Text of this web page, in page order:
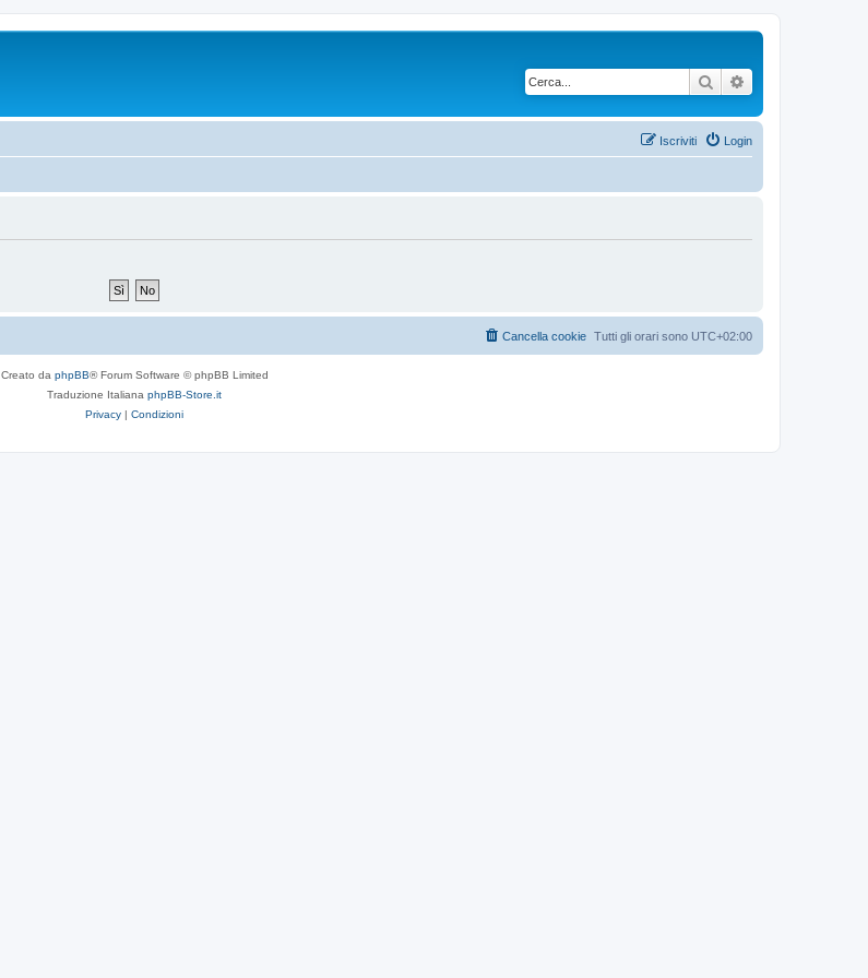
Cerca
Login
Iscriviti
Tutti gli orari sono UTC+02:00
Cancella cookie
Creato da phpBB® Forum Software © phpBB Limited
Traduzione Italiana phpBB-Store.it
Privacy | Condizioni